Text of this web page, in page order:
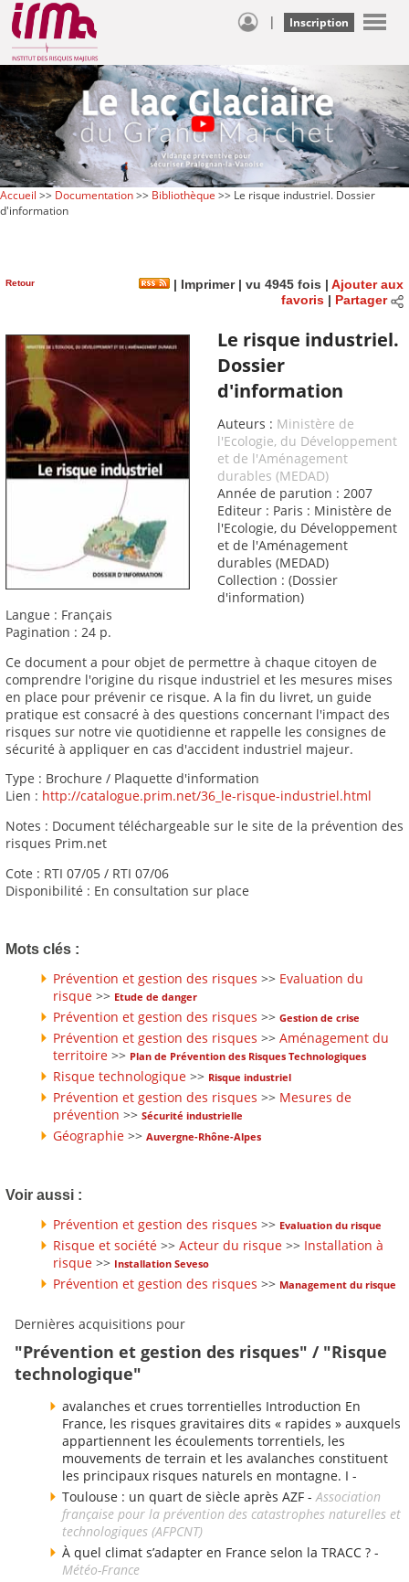
| Inscription
Accueil >> Documentation>> Bibliothèque >> Le risque industriel. Dossier
d'information
Retour | Imprimer| vu 4945 fois | Ajouter aux
favoris| Partager
Le risque industriel.
Dossier
d'information
Auteurs : Ministère de
l'Ecologie, du Développement
et de l'Aménagement
durables (MEDAD)
Année de parution : 2007
Editeur : Paris : Ministère de
l'Ecologie, du Développement
et de l'Aménagement
durables (MEDAD)
Collection : (Dossier
d'information)
Langue : Français
Pagination : 24 p.
Ce document a pour objet de permettre à chaque citoyen de
comprendre l'origine du risque industriel et les mesures mises
en place pour prévenir ce risque. A la fin du livret, un guide
pratique est consacré à des questions concernant l'impact des
risques sur notre vie quotidienne et rappelle les consignes de
sécurité à appliquer en cas d'accident industriel majeur.
Type : Brochure / Plaquette d'information
Lien : http://catalogue.prim.net/36_le-risque-industriel.html
Notes : Document téléchargeable sur le site de la prévention des
risques Prim.net
Cote : RTI 07/05 / RTI 07/06
Disponibilité : En consultation sur place
Mots clés :
Prévention et gestion des risques >> Evaluation du
risque >> Etude de danger
Prévention et gestion des risques >> Gestion de crise
Prévention et gestion des risques >> Aménagement du
territoire >> Plan de Prévention des Risques Technologiques
Risque technologique >> Risque industriel
Prévention et gestion des risques >> Mesures de
prévention >> Sécurité industrielle
Géographie >> Auvergne-Rhône-Alpes
Voir aussi :
Prévention et gestion des risques >> Evaluation du risque
Risque et société >> Acteur du risque >> Installation à
risque >> Installation Seveso
Prévention et gestion des risques >> Management du risque
Dernières acquisitions pour
"Prévention et gestion des risques" / "Risque
technologique"
avalanches et crues torrentielles Introduction En
France, les risques gravitaires dits « rapides » auxquels
appartiennent les écoulements torrentiels, les
mouvements de terrain et les avalanches constituent
les principaux risques naturels en montagne. I -
Toulouse : un quart de siècle après AZF - Association
française pour la prévention des catastrophes naturelles et
technologiques (AFPCNT)
À quel climat s’adapter en France selon la TRACC ? -
Météo-France